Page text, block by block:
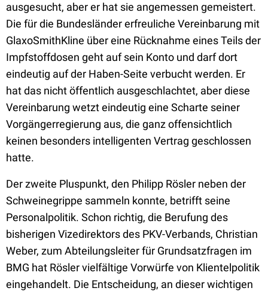
ausgesucht, aber er hat sie angemessen gemeistert.
Die für die Bundesländer erfreuliche Vereinbarung mit
GlaxoSmithKline über eine Rücknahme eines Teils der
Impfstoffdosen geht auf sein Konto und darf dort
eindeutig auf der Haben-Seite verbucht werden. Er
hat das nicht öffentlich ausgeschlachtet, aber diese
Vereinbarung wetzt eindeutig eine Scharte seiner
Vorgängerregierung aus, die ganz offensichtlich
keinen besonders intelligenten Vertrag geschlossen
hatte.
Der zweite Pluspunkt, den Philipp Rösler neben der
Schweinegrippe sammeln konnte, betrifft seine
Personalpolitik. Schon richtig, die Berufung des
bisherigen Vizedirektors des PKV-Verbands, Christian
Weber, zum Abteilungsleiter für Grundsatzfragen im
BMG hat Rösler vielfältige Vorwürfe von Klientelpolitik
eingehandelt. Die Entscheidung, an dieser wichtigen